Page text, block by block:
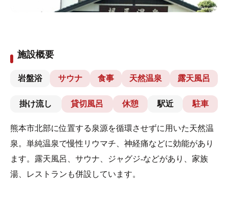
施設概要
岩盤浴 サウナ 食事 天然温泉 露天風呂
掛け流し 貸切風呂 休憩 駅近 駐車
熊本市北部に位置する泉源を循環させずに用いた天然温
泉。単純温泉で慢性リウマチ、神経痛などに効能があり
ます。露天風呂、サウナ、ジャグジ-などがあり、家族
湯、レストランも併設しています。